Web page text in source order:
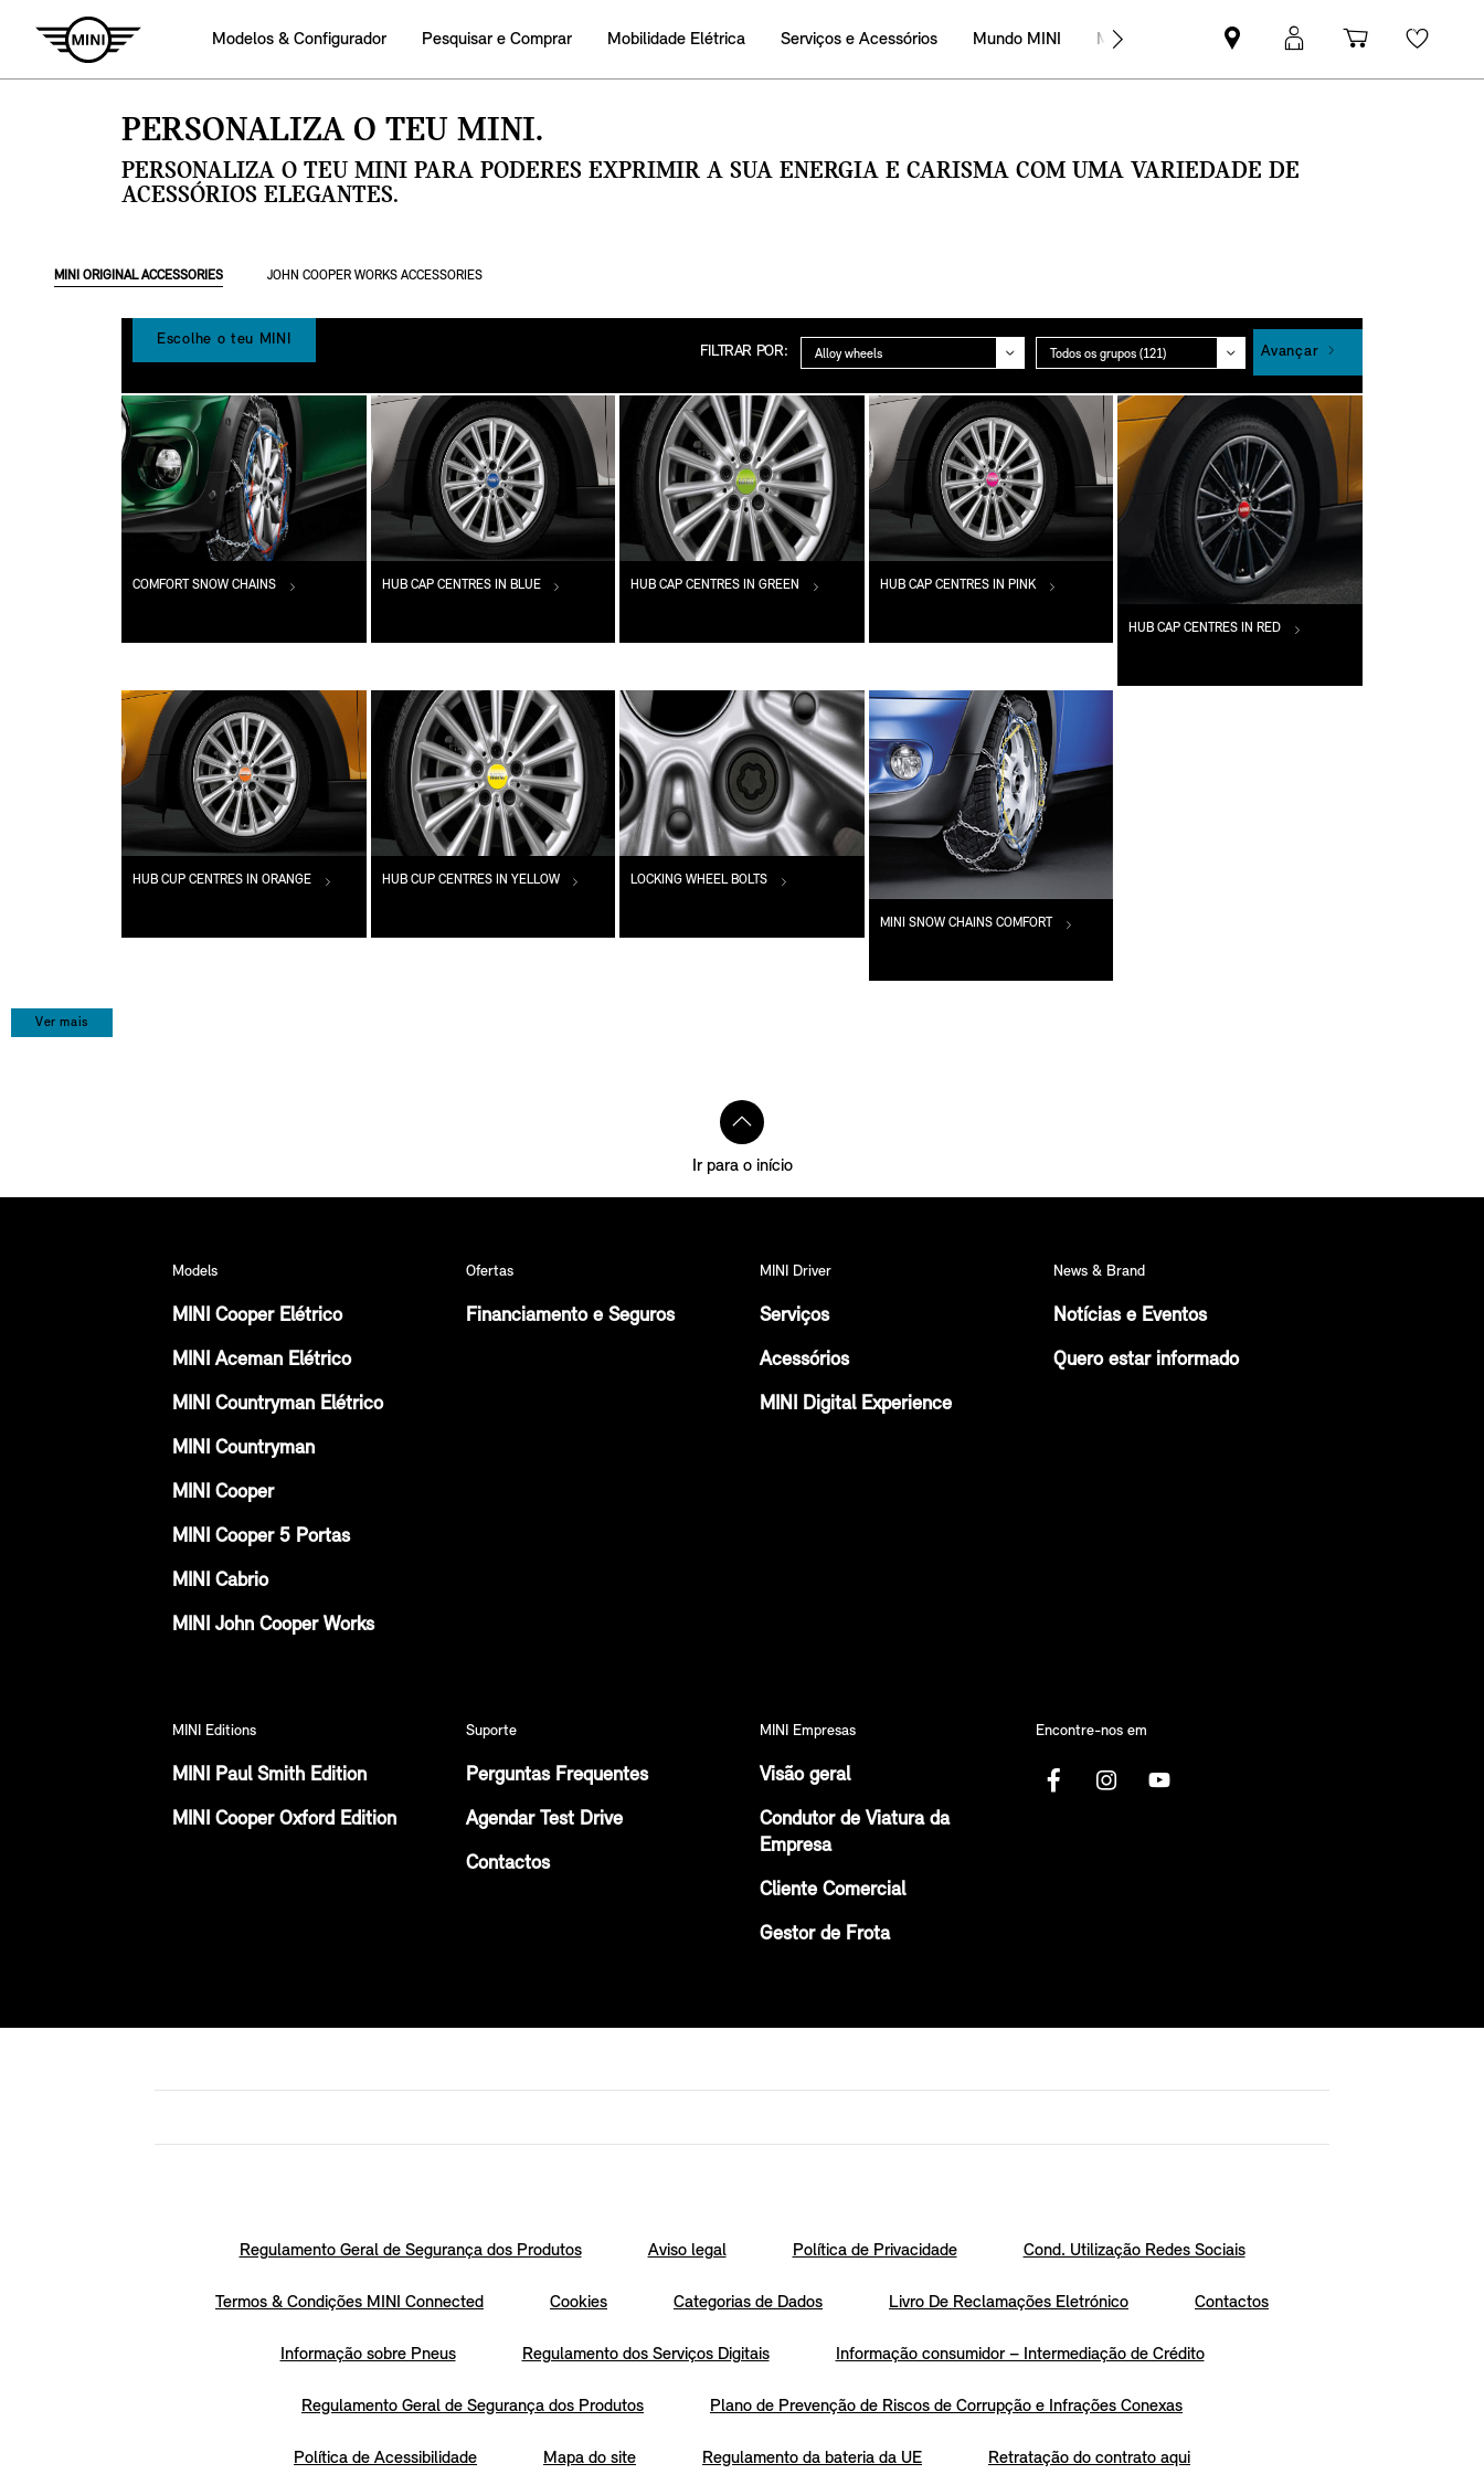
Modelos & Configurador Pesquisar e Comprar Mobilidade Elétrica Serviços e Acessórios Mundo MINI MINI Empresas
Pesquisar
parceiro
Iniciar
sessão
Carrinho
de
PERSONALIZA O TEU MINI.
PERSONALIZA O TEU MINI PARA PODERES EXPRIMIR A SUA ENERGIA E CARISMA COM UMA VARIEDADE DE
ACESSÓRIOS ELEGANTES.
MINI ORIGINAL ACCESSORIES JOHN COOPER WORKS ACCESSORIES
Escolhe o teu MINI
FILTRAR POR:
Categoria
Grupo
Avançar
COMFORT SNOW CHAINS HUB CAP CENTRES IN BLUE HUB CAP CENTRES IN GREEN HUB CAP CENTRES IN PINK
HUB CAP CENTRES IN RED
HUB CUP CENTRES IN ORANGE HUB CUP CENTRES IN YELLOW LOCKING WHEEL BOLTS
MINI SNOW CHAINS COMFORT
Ver mais
Ir para o início
Models
MINI Cooper Elétrico
MINI Aceman Elétrico
MINI Countryman Elétrico
MINI Countryman
MINI Cooper
MINI Cooper 5 Portas
MINI Cabrio
MINI John Cooper Works
Ofertas
Financiamento e Seguros
MINI Driver
Serviços
Acessórios
MINI Digital Experience
News & Brand
Notícias e Eventos
Quero estar informado
MINI Editions
MINI Paul Smith Edition
MINI Cooper Oxford Edition
Suporte
Perguntas Frequentes
Agendar Test Drive
Contactos
MINI Empresas
Visão geral
Condutor de Viatura da
Empresa
Cliente Comercial
Gestor de Frota
Encontre-nos em
Regulamento Geral de Segurança dos Produtos Aviso legal Política de Privacidade Cond. Utilização Redes Sociais
Termos & Condições MINI Connected Cookies Categorias de Dados Livro De Reclamações Eletrónico Contactos
Informação sobre Pneus Regulamento dos Serviços Digitais Informação consumidor – Intermediação de Crédito
Regulamento Geral de Segurança dos Produtos Plano de Prevenção de Riscos de Corrupção e Infrações Conexas
Política de Acessibilidade Mapa do site Regulamento da bateria da UE Retratação do contrato aqui